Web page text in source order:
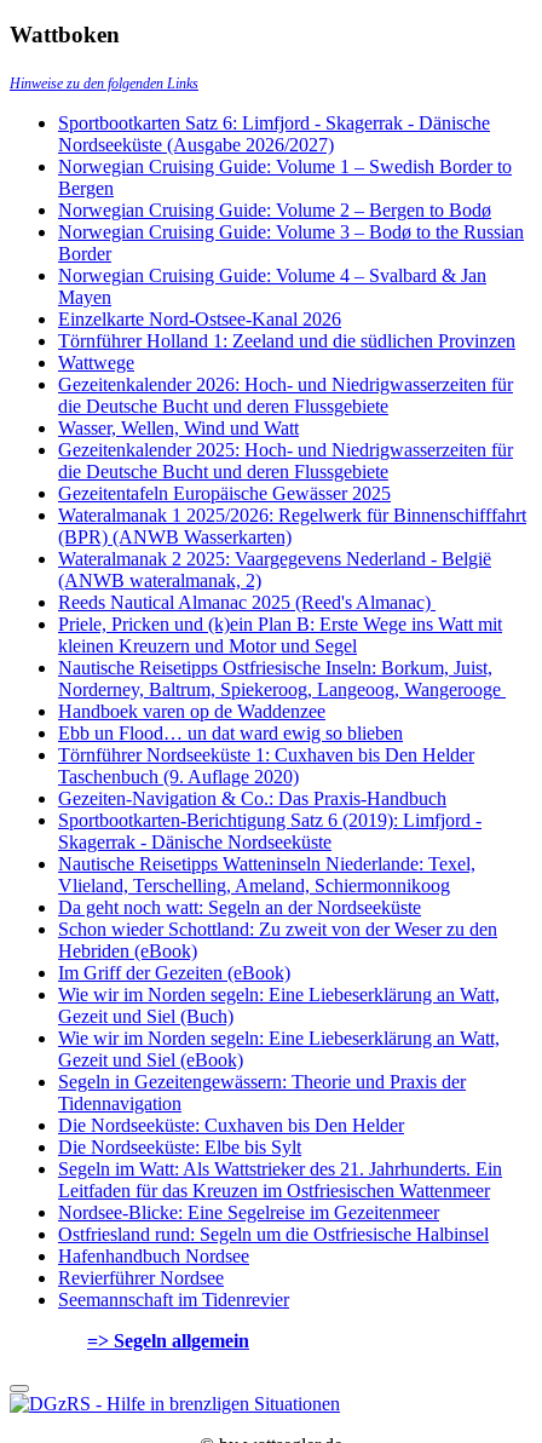
Wattboken
Hinweise zu den folgenden Links
Sportbootkarten Satz 6: Limfjord - Skagerrak - Dänische
Nordseeküste (Ausgabe 2026/2027)
Norwegian Cruising Guide: Volume 1 – Swedish Border to
Bergen
Norwegian Cruising Guide: Volume 2 – Bergen to Bodø
Norwegian Cruising Guide: Volume 3 – Bodø to the Russian
Border
Norwegian Cruising Guide: Volume 4 – Svalbard & Jan
Mayen
Einzelkarte Nord-Ostsee-Kanal 2026
Törnführer Holland 1: Zeeland und die südlichen Provinzen
Wattwege
Gezeitenkalender 2026: Hoch- und Niedrigwasserzeiten für
die Deutsche Bucht und deren Flussgebiete
Wasser, Wellen, Wind und Watt
Gezeitenkalender 2025: Hoch- und Niedrigwasserzeiten für
die Deutsche Bucht und deren Flussgebiete
Gezeitentafeln Europäische Gewässer 2025
Wateralmanak 1 2025/2026: Regelwerk für Binnenschifffahrt
(BPR) (ANWB Wasserkarten)
Wateralmanak 2 2025: Vaargegevens Nederland - België
(ANWB wateralmanak, 2)
Reeds Nautical Almanac 2025 (Reed's Almanac)
Priele, Pricken und (k)ein Plan B: Erste Wege ins Watt mit
kleinen Kreuzern und Motor und Segel
Nautische Reisetipps Ostfriesische Inseln: Borkum, Juist,
Norderney, Baltrum, Spiekeroog, Langeoog, Wangerooge
Handboek varen op de Waddenzee
Ebb un Flood… un dat ward ewig so blieben
Törnführer Nordseeküste 1: Cuxhaven bis Den Helder
Taschenbuch (9. Auflage 2020)
Gezeiten-Navigation & Co.: Das Praxis-Handbuch
Sportbootkarten-Berichtigung Satz 6 (2019): Limfjord -
Skagerrak - Dänische Nordseeküste
Nautische Reisetipps Watteninseln Niederlande: Texel,
Vlieland, Terschelling, Ameland, Schiermonnikoog
Da geht noch watt: Segeln an der Nordseeküste
Schon wieder Schottland: Zu zweit von der Weser zu den
Hebriden (eBook)
Im Griff der Gezeiten (eBook)
Wie wir im Norden segeln: Eine Liebeserklärung an Watt,
Gezeit und Siel (Buch)
Wie wir im Norden segeln: Eine Liebeserklärung an Watt,
Gezeit und Siel (eBook)
Segeln in Gezeitengewässern: Theorie und Praxis der
Tidennavigation
Die Nordseeküste: Cuxhaven bis Den Helder
Die Nordseeküste: Elbe bis Sylt
Segeln im Watt: Als Wattstrieker des 21. Jahrhunderts. Ein
Leitfaden für das Kreuzen im Ostfriesischen Wattenmeer
Nordsee-Blicke: Eine Segelreise im Gezeitenmeer
Ostfriesland rund: Segeln um die Ostfriesische Halbinsel
Hafenhandbuch Nordsee
Revierführer Nordsee
Seemannschaft im Tidenrevier
=> Segeln allgemein